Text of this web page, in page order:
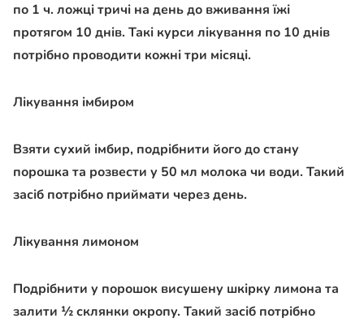
по 1 ч. ложці тричі на день до вживання їжі
протягом 10 днів. Такі курси лікування по 10 днів
потрібно проводити кожні три місяці.
Лікування імбиром
Взяти сухий імбир, подрібнити його до стану
порошка та розвести у 50 мл молока чи води. Такий
засіб потрібно приймати через день.
Лікування лимоном
Подрібнити у порошок висушену шкірку лимона та
залити ½ склянки окропу. Такий засіб потрібно